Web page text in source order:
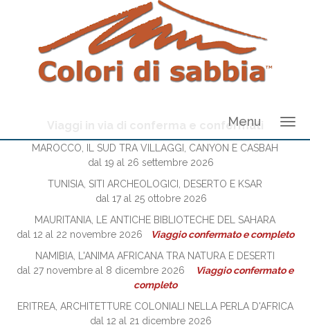
Menu
Viaggi in via di conferma e confermati
MAROCCO, IL SUD TRA VILLAGGI, CANYON E CASBAH
dal 19 al 26 settembre 2026
TUNISIA, SITI ARCHEOLOGICI, DESERTO E KSAR
dal 17 al 25 ottobre 2026
MAURITANIA, LE ANTICHE BIBLIOTECHE DEL SAHARA
dal 12 al 22 novembre 2026
Viaggio confermato e completo
NAMIBIA, L'ANIMA AFRICANA TRA NATURA E DESERTI
dal 27 novembre al 8 dicembre 2026
Viaggio confermato e
completo
ERITREA, ARCHITETTURE COLONIALI NELLA PERLA D'AFRICA
dal 12 al 21 dicembre 2026